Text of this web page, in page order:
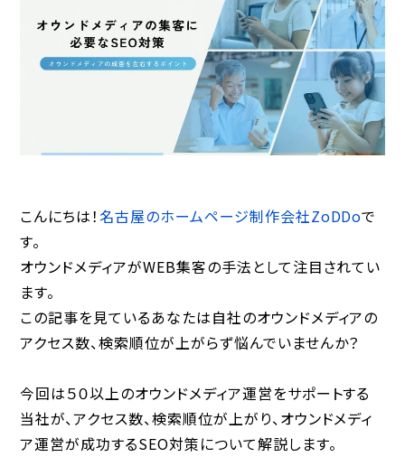
こんにちは！ 名古屋のホームページ制作会社ZoDDoで
す。
オウンドメディアがWEB集客の手法として注目されてい
ます。
この記事を見ているあなたは自社のオウンドメディアの
アクセス数、検索順位が上がらず悩んでいませんか？
今回は５０以上のオウンドメディア運営をサポートする
当社が、アクセス数、検索順位が上がり、オウンドメディ
ア運営が成功するSEO対策について解説します。